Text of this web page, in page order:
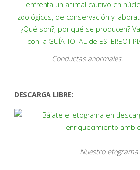
Conductas anormales.
DESCARGA LIBRE:
Nuestro etograma.